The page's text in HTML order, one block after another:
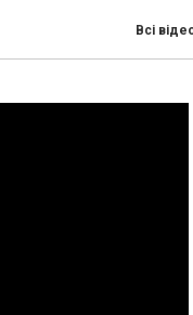
Всі